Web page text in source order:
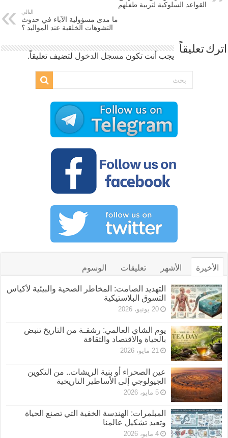
القواعد السلوكية لتربية طفلهم
التالي
ما مدى مسؤولية الآباء في حدوث
التشوهات الخلقية عند المواليد ؟
اترك تعليقاً
يجب أنت تكون مسجل الدخول لتضيف تعليقاً.
الأخيرة الأشهر تعليقات الوسوم
التهديد الصامت: المخاطر الصحية والبيئية لأكياس
التسوق البلاستيكية
20 يونيو، 2026
يوم الشاي العالمي: رشفـة من التاريخ تنبض
بالحياة والاقتصاد والثقافة
21 مايو، 2026
عين الصحراء أو بنية الريشات.. من التكوين
الجيولوجي إلى الأساطير التاريخية
5 مايو، 2026
المبلمرات: الهندسة الخفية التي تصنع الحياة
وتعيد تشكيل عالمنا
4 مايو، 2026